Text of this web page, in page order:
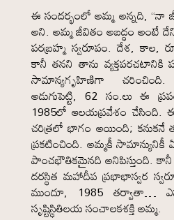
ఈ సందర్భంలో అమ్మ అన్నది, “నా
అని. అమ్మ జీవితం అబద్ధం అంటే
పరబ్రహ్మ స్వరూపం. దేశ, కాల,
కానీ తనని తాను
సామాన్యగృహిణిగా
అడుగుపెట్టి, 62 సం.లు ఈ
1985లో ఆలయప్రవేశం చేసింది.
చరిత్రలో భాగం అయింది; కనుకనే
ప్రకటించింది. అమ్మకీ
పాంచభౌతికమైనది అనిపిస్తుంది.
దరస్థిత మహాదీప ప్రభాభాస్వర
ముందూ, 1985 తర్వాతా…
సృష్టిస్థితిలయ సంచాలకశక్తి అమ్మ.